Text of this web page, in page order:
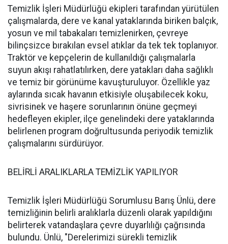
Temizlik İşleri Müdürlüğü ekipleri tarafından yürütülen
çalışmalarda, dere ve kanal yataklarında biriken balçık,
yosun ve mil tabakaları temizlenirken, çevreye
bilinçsizce bırakılan evsel atıklar da tek tek toplanıyor.
Traktör ve kepçelerin de kullanıldığı çalışmalarla
suyun akışı rahatlatılırken, dere yatakları daha sağlıklı
ve temiz bir görünüme kavuşturuluyor. Özellikle yaz
aylarında sıcak havanın etkisiyle oluşabilecek koku,
sivrisinek ve haşere sorunlarının önüne geçmeyi
hedefleyen ekipler, ilçe genelindeki dere yataklarında
belirlenen program doğrultusunda periyodik temizlik
çalışmalarını sürdürüyor.
BELİRLİ ARALIKLARLA TEMİZLİK YAPILIYOR
Temizlik İşleri Müdürlüğü Sorumlusu Barış Ünlü, dere
temizliğinin belirli aralıklarla düzenli olarak yapıldığını
belirterek vatandaşlara çevre duyarlılığı çağrısında
bulundu. Ünlü, "Derelerimizi sürekli temizlik